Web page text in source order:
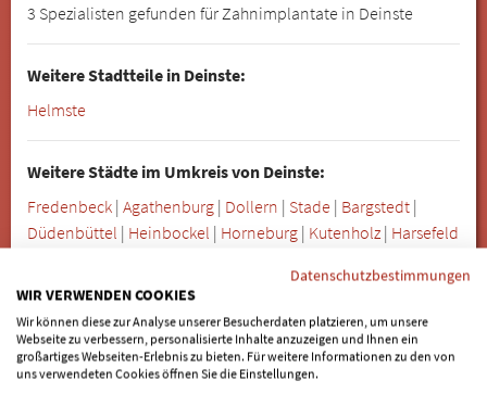
3 Spezialisten gefunden für Zahnimplantate in Deinste
Weitere Stadtteile in Deinste:
Helmste
Weitere Städte im Umkreis von Deinste:
Fredenbeck | Agathenburg | Dollern | Stade | Bargstedt |
Düdenbüttel | Heinbockel | Horneburg | Kutenholz | Harsefeld
Mittelnkirchen|Himmelpforten|
Apensen|Haseldorf|Jork|Engelschoff|Beckdorf|
Buxtehude
Datenschutzbestimmungen
WIR VERWENDEN COOKIES
Wir können diese zur Analyse unserer Besucherdaten platzieren, um unsere
Webseite zu verbessern, personalisierte Inhalte anzuzeigen und Ihnen ein
großartiges Webseiten-Erlebnis zu bieten. Für weitere Informationen zu den von
uns verwendeten Cookies öffnen Sie die Einstellungen.